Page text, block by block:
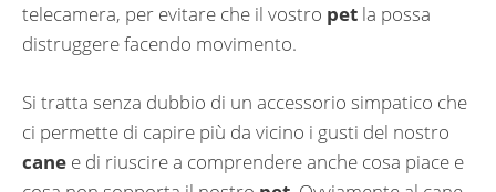
telecamera, per evitare che il vostro pet la possa
distruggere facendo movimento.
Si tratta senza dubbio di un accessorio simpatico che
ci permette di capire più da vicino i gusti del nostro
cane e di riuscire a comprendere anche cosa piace e